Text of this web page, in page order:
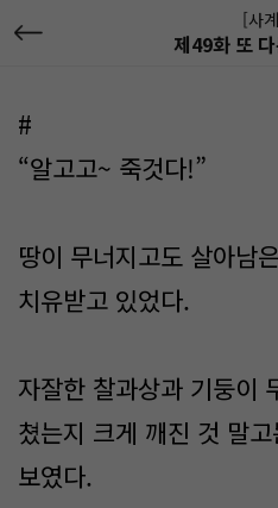
[사
제49화 또
#
“알고고~ 죽것다!”
땅이 무너지고도 살아남
치유받고 있었다.
자잘한 찰과상과 기둥이
쳤는지 크게 깨진 것 말
보였다.